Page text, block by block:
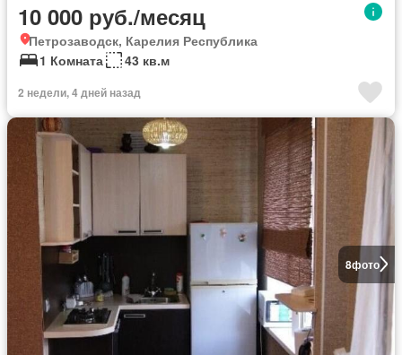
10 000 руб./месяц
Петрозаводск, Карелия Республика
1 Комната
43 кв.м
2 недели, 4 дней назад
8фото